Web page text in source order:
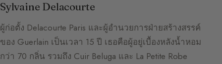
Sylvaine Delacourte
ผู้ก่อตั้ง Delacourte Paris และผู้อำนวยการฝ่ายสร้างสรรค์
ของ Guerlain เป็นเวลา 15 ปี เธอคือผู้อยู่เบื้องหลังน้ำหอม
กว่า 70 กลิ่น รวมถึง Cuir Beluga และ La Petite Robe